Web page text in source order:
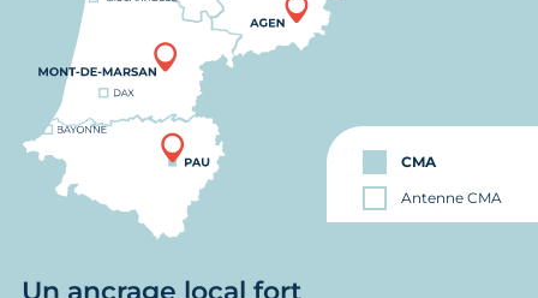
CMA
Antenne CMA
Un ancrage local fort